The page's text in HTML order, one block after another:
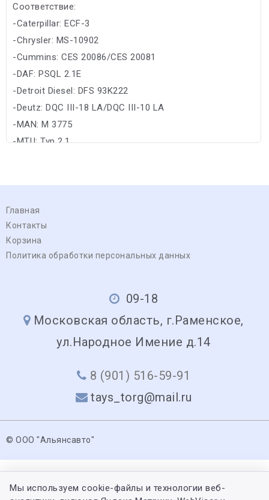
Соответствие:
-Caterpillar: ECF-3
-Chrysler: MS-10902
-Cummins: CES 20086/CES 20081
-DAF: PSQL 2.1E
-Detroit Diesel: DFS 93K222
-Deutz: DQC III-18 LA/DQC III-10 LA
-MAN: M 3775
-MTU: Typ 2.1
Главная
Контакты
Корзина
Политика обработки персональных данных
09-18
Московская область, г.Раменское,
ул.Народное Имение д.14
8 (901) 516-59-91
tays_torg@mail.ru
© ООО "Альянсавто"
Мы используем cookie-файлы и технологии веб-